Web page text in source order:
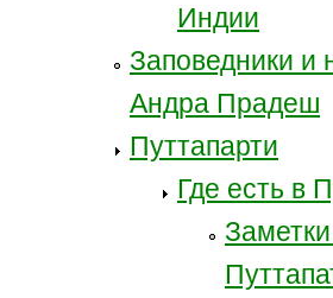
Индии
Заповедники и
Андра Прадеш
Путтапарти
Где есть в